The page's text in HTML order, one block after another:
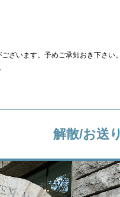
ざいます。予めご承知おき下さい。
解散/お送